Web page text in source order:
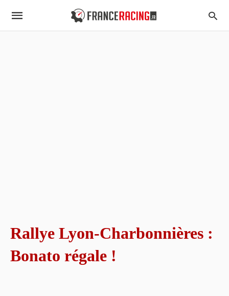
Rallye Lyon-Charbonnières :
Bonato régale !